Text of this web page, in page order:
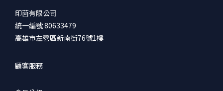
印茴有限公司
統一編號 80633479
高雄市左營區新南街76號1樓
顧客服務